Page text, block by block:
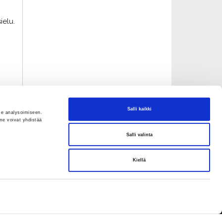
analysoimiseen.
voivat yhdistää
Salli kaikki
Salli valinta
Kiellä